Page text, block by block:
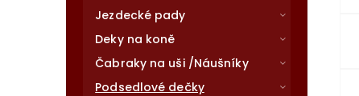
Jezdecké pady
Deky na koně
Čabraky na uši /Náušníky
Podsedlové dečky